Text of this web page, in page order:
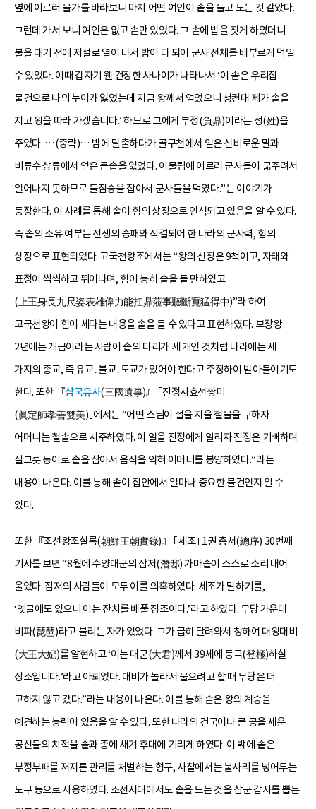
옆에 이르러 물가를 바라보니 마치 어떤 여인이 솥을 들고 노는 것 같았다.
그런데 가서 보니 여인은 없고 솥만 있었다. 그 솥에 밥을 짓게 하였더니
불을 때기 전에 저절로 열이 나서 밥이 다 되어 군사 전체를 배부르게 먹일
수 있었다. 이때 갑자기 웬 건장한 사나이가 나타나서 ‘이 솥은 우리집
물건으로 나의 누이가 잃었는데 지금 왕께서 얻었으니 청컨대 제가 솥을
지고 왕을 따라 가겠습니다.’ 하므로 그에게 부정(負鼎)이라는 성(姓)을
주었다. …(중략)… 밤에 탈출하다가 골구천에서 얻은 신비로운 말과
비류수 상류에서 얻은 큰솥을 잃었다. 이물림에 이르러 군사들이 굶주려서
일어나지 못하므로 들짐승을 잡아서 군사들을 먹였다.”는 이야기가
등장한다. 이 사례를 통해 솥이 힘의 상징으로 인식되고 있음을 알 수 있다.
즉 솥의 소유 여부는 전쟁의 승패와 직결되어 한 나라의 군사력, 힘의
상징으로 표현되었다. 고국천왕조에서는 “왕의 신장은 9척이고, 자태와
표정이 씩씩하고 뛰어나며, 힘이 능히 솥을 들 만하였고
(上王身長九尺姿表雄偉力能扛鼎蒞事聽斷寬猛得中)”라 하여
고국천왕이 힘이 세다는 내용을 솥을 들 수 있다고 표현하였다. 보장왕
2년에는 개금이라는 사람이 솥의 다리가 세 개인 것처럼 나라에는 세
가지의 종교, 즉 유교․불교․도교가 있어야 한다고 주장하여 받아들이기도
한다. 또한 『삼국유사(三國遺事)』 ｢진정사효선쌍미
(眞定師孝善雙美)｣에서는 “어떤 스님이 절을 지을 철물을 구하자
어머니는 철솥으로 시주하였다. 이 일을 진정에게 알리자 진정은 기뻐하며
질그릇 동이로 솥을 삼아서 음식을 익혀 어머니를 봉양하였다.”라는
내용이 나온다. 이를 통해 솥이 집안에서 얼마나 중요한 물건인지 알 수
있다.
또한 『조선왕조실록(朝鮮王朝實錄)』 ｢세조｣ 1권 총서(總序) 30번째
기사를 보면 “8월에 수양대군의 잠저(潛邸) 가마솥이 스스로 소리 내어
울었다. 잠저의 사람들이 모두 이를 의혹하였다. 세조가 말하기를,
‘옛글에도 있으니 이는 잔치를 베풀 징조이다.’라고 하였다. 무당 가운데
비파(琵琶)라고 불리는 자가 있었다. 그가 급히 달려와서 청하여 대왕대비
(大王大妃)를 알현하고 ‘이는 대군(大君)께서 39세에 등극(登極)하실
징조입니다.’라고 아뢰었다. 대비가 놀라서 물으려고 할 때 무당은 더
고하지 않고 갔다.”라는 내용이 나온다. 이를 통해 솥은 왕의 계승을
예견하는 능력이 있음을 알 수 있다. 또한 나라의 건국이나 큰 공을 세운
공신들의 치적을 솥과 종에 새겨 후대에 기리게 하였다. 이 밖에 솥은
부정부패를 저지른 관리를 처벌하는 형구, 사찰에서는 불사리를 넣어두는
도구 등으로 사용하였다. 조선시대에서도 솥을 드는 것을 삼군 갑사를 뽑는